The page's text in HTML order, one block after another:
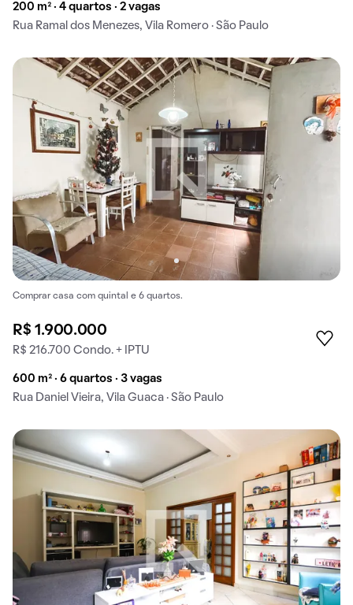
200 m² · 4 quartos · 2 vagas
Rua Ramal dos Menezes, Vila Romero · São Paulo
Comprar casa com quintal e 6 quartos.
R$ 1.900.000
R$ 216.700 Condo. + IPTU
600 m² · 6 quartos · 3 vagas
Rua Daniel Vieira, Vila Guaca · São Paulo